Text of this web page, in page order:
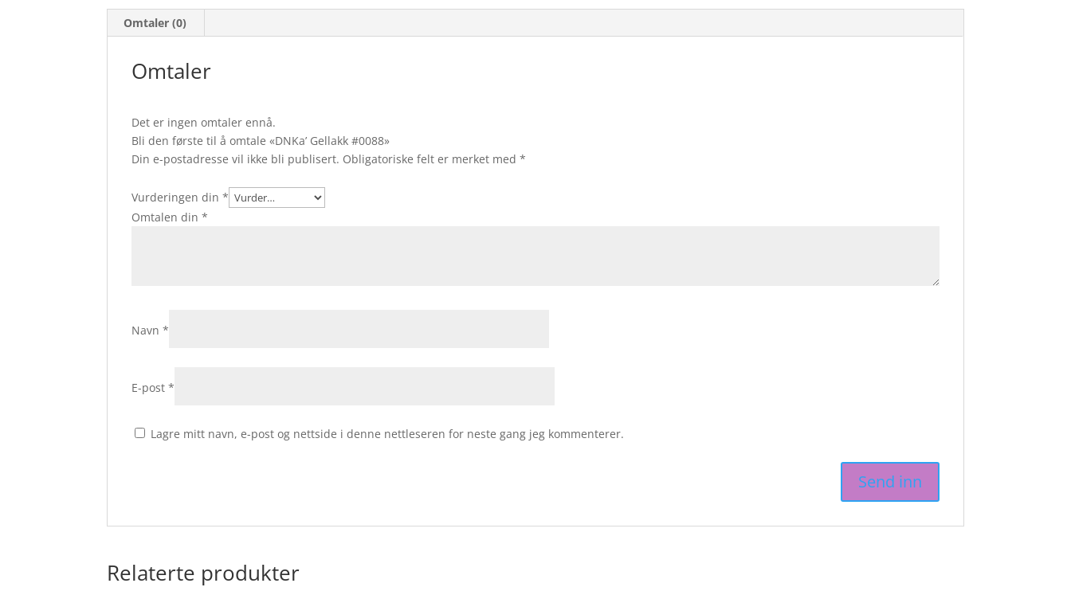
Omtaler (0)
Omtaler
Det er ingen omtaler ennå.
Bli den første til å omtale «DNKa’ Gellakk #0088»
Din e-postadresse vil ikke bli publisert. Obligatoriske felt er merket med*
Vurderingen din*
Omtalen din*
Navn*
E-post*
Lagre mitt navn, e-post og nettside i denne nettleseren for neste gang jeg kommenterer.
Relaterte produkter